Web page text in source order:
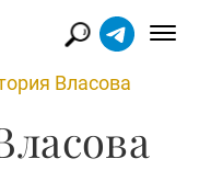
Власова